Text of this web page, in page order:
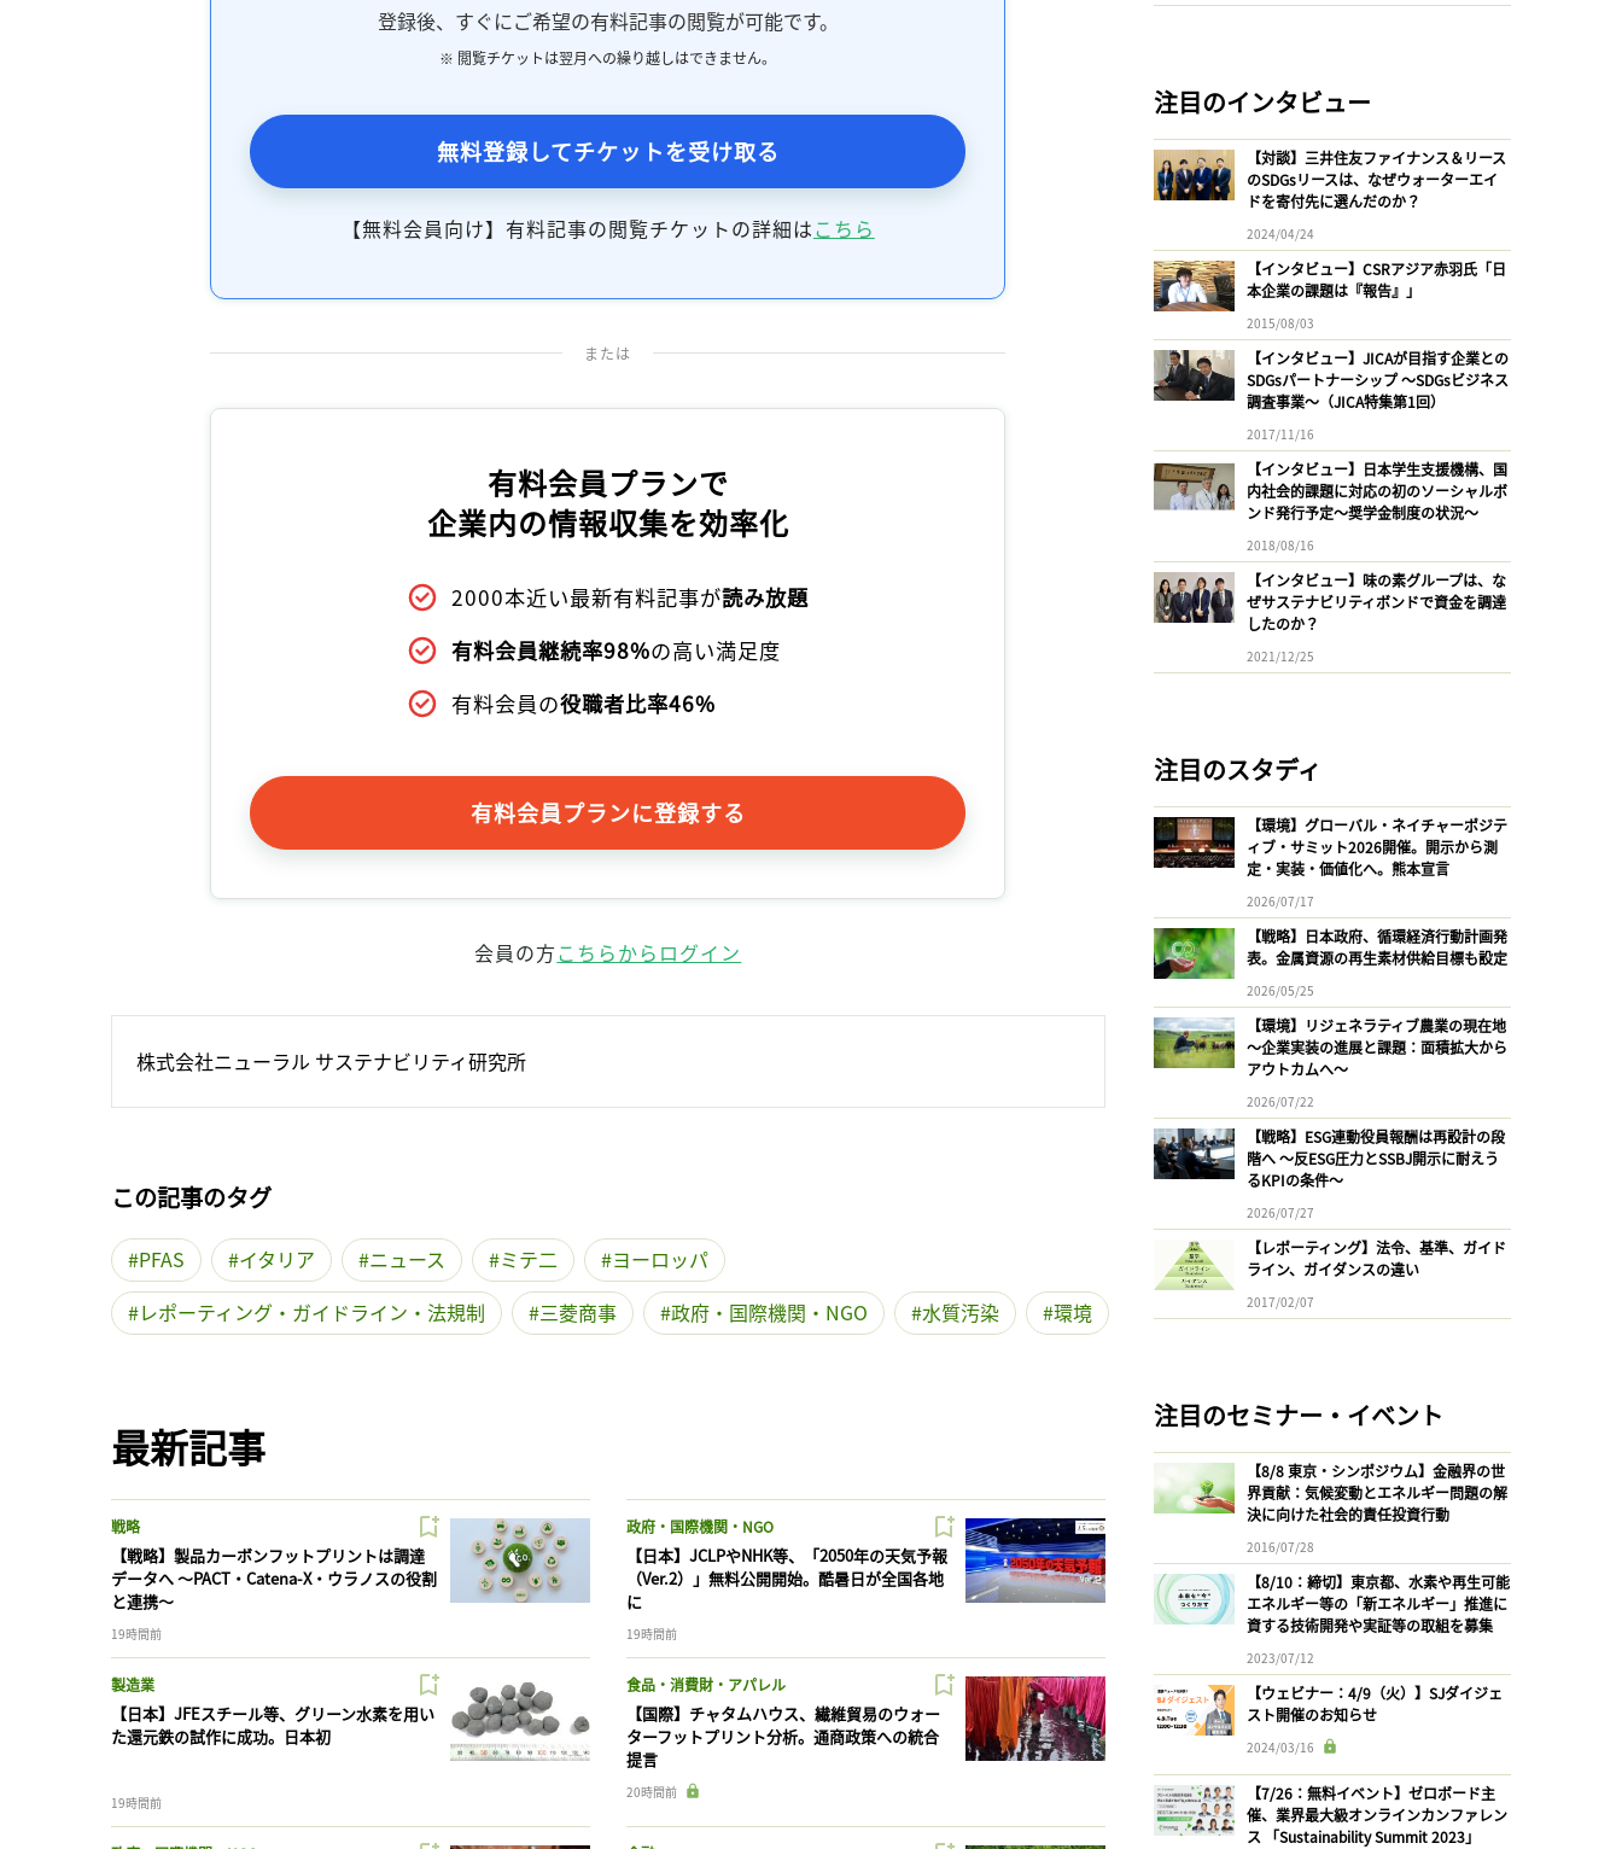
登録後、すぐにご希望の有料記事の閲覧が可能です。
※ 閲覧チケットは翌月への繰り越しはできません。
無料登録してチケットを受け取る
【無料会員向け】有料記事の閲覧チケットの詳細はこちら
または
有料会員プランで
企業内の情報収集を効率化
2000本近い最新有料記事が読み放題
有料会員継続率98%の高い満足度
有料会員の役職者比率46%
有料会員プランに登録する
会員の方こちらからログイン
株式会社ニューラル サステナビリティ研究所
この記事のタグ
PFAS イタリア ニュース ミテ二
ヨーロッパ
レポーティング・ガイドライン・法規制
三菱商事 政府・国際機関・NGO 水質汚染 環境
最新記事
戦略
【戦略】製品カーボンフットプリントは調達
データへ 〜PACT・Catena-X・ウラノスの役割
と連携〜
19時間前
政府・国際機関・NGO
【日本】JCLPやNHK等、「2050年の天気予報
（Ver.2）」無料公開開始。酷暑日が全国各地
に
19時間前
製造業
【日本】JFEスチール等、グリーン水素を用い
た還元鉄の試作に成功。日本初
19時間前
食品・消費財・アパレル
【国際】チャタムハウス、繊維貿易のウォー
ターフットプリント分析。通商政策への統合
提言
20時間前
注目のインタビュー
【対談】三井住友ファイナンス＆リース
のSDGsリースは、なぜウォーターエイ
ドを寄付先に選んだのか？
2024/04/24
【インタビュー】CSRアジア赤羽氏「日
本企業の課題は『報告』」
2015/08/03
【インタビュー】JICAが目指す企業との
SDGsパートナーシップ 〜SDGsビジネス
調査事業〜（JICA特集第1回）
2017/11/16
【インタビュー】日本学生支援機構、国
内社会的課題に対応の初のソーシャルボ
ンド発行予定〜奨学金制度の状況〜
2018/08/16
【インタビュー】味の素グループは、な
ぜサステナビリティボンドで資金を調達
したのか？
2021/12/25
注目のスタディ
【環境】グローバル・ネイチャーポジテ
ィブ・サミット2026開催。開示から測
定・実装・価値化へ。熊本宣言
2026/07/17
【戦略】日本政府、循環経済行動計画発
表。金属資源の再生素材供給目標も設定
2026/05/25
【環境】リジェネラティブ農業の現在地
〜企業実装の進展と課題：面積拡大から
アウトカムへ〜
2026/07/22
【戦略】ESG連動役員報酬は再設計の段
階へ 〜反ESG圧力とSSBJ開示に耐えう
るKPIの条件〜
2026/07/27
【レポーティング】法令、基準、ガイド
ライン、ガイダンスの違い
2017/02/07
注目のセミナー・イベント
【8/8 東京・シンポジウム】金融界の世
界貢献：気候変動とエネルギー問題の解
決に向けた社会的責任投資行動
2016/07/28
【8/10：締切】東京都、水素や再生可能
エネルギー等の「新エネルギー」推進に
資する技術開発や実証等の取組を募集
2023/07/12
【ウェビナー：4/9（火）】SJダイジェ
スト開催のお知らせ
2024/03/16
【7/26：無料イベント】ゼロボード主
催、業界最大級オンラインカンファレン
ス 「Sustainability Summit 2023」
記事をお気に入りに保存するには
ログイン 会員登録